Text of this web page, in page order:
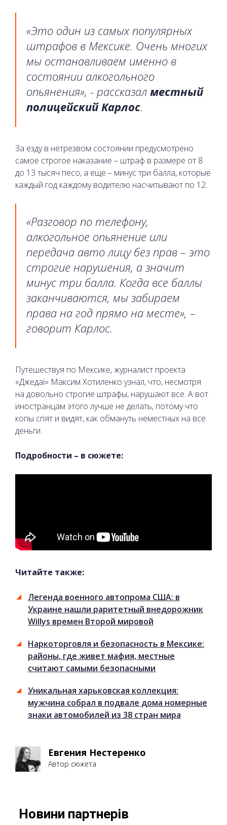
«Это один из самых популярных
штрафов в Мексике. Очень многих
мы останавливаем именно в
состоянии алкогольного
опьянения», - рассказал местный
полицейский Карлос.
За езду в нетрезвом состоянии предусмотрено
самое строгое наказание – штраф в размере от 8
до 13 тысяч песо, а еще – минус три балла, которые
каждый год каждому водителю насчитывают по 12.
«Разговор по телефону,
алкогольное опьянение или
передача авто лицу без прав – это
строгие нарушения, а значит
минус три балла. Когда все баллы
заканчиваются, мы забираем
права на год прямо на месте», –
говорит Карлос.
Путешествуя по Мексике, журналист проекта
«Джедаі» Максим Хотиленко узнал, что, несмотря
на довольно строгие штрафы, нарушают все. А вот
иностранцам этого лучше не делать, потому что
копы спят и видят, как обмануть неместных на все
деньги.
Подробности – в сюжете:
Читайте также:
Легенда военного автопрома США: в
Украине нашли раритетный внедорожник
Willys времен Второй мировой
Наркоторговля и безопасность в Мексике:
районы, где живет мафия, местные
считают самыми безопасными
Уникальная харьковская коллекция:
мужчина собрал в подвале дома номерные
знаки автомобилей из 38 стран мира
Евгения Нестеренко
Автор сюжета